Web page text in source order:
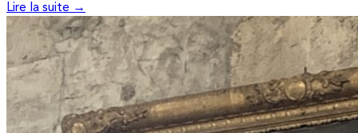
Lire la suite →